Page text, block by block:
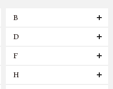
B
D
F
H